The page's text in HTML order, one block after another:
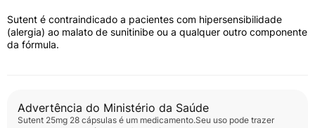
Sutent é contraindicado a pacientes com hipersensibilidade
(alergia) ao malato de sunitinibe ou a qualquer outro componente
da fórmula.
Advertência do Ministério da Saúde
Sutent 25mg 28 cápsulas é um medicamento.Seu uso pode trazer